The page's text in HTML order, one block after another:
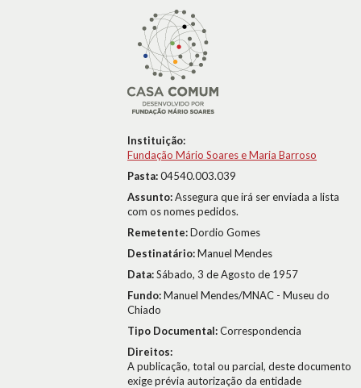
Instituição:
Fundação Mário Soares e Maria Barroso
Pasta:04540.003.039
Assunto:Assegura que irá ser enviada a lista
com os nomes pedidos.
Remetente:Dordio Gomes
Destinatário:Manuel Mendes
Data:Sábado, 3 de Agosto de 1957
Fundo:Manuel Mendes/MNAC - Museu do
Chiado
Tipo Documental:Correspondencia
Direitos:
A publicação, total ou parcial, deste documento
exige prévia autorização da entidade